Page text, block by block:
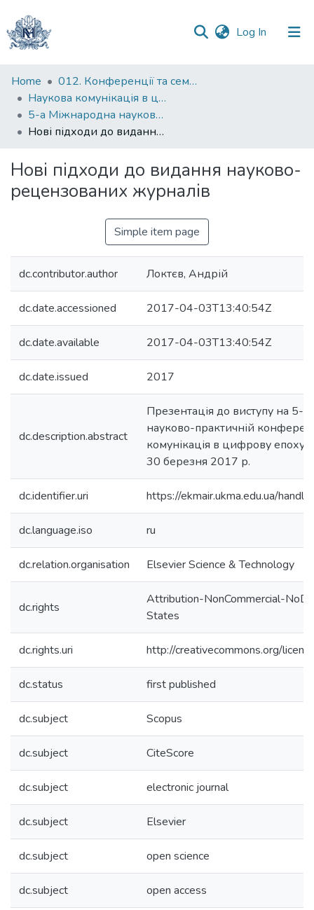
Log In (current)
Communities
&
Collections
All of DSpace
Statistics
Home
012. Конференції та семінари НаУКМА
Наукова комунікація в цифрову епоху
5-а Міжнародна науково-практична конференція “Наукова комунікація в цифрову епоху”
Нові підходи до видання науково-рецензованих журналів
Нові підходи до видання науково-
рецензованих журналів
Simple item page
dc.contributor.author Локтєв, Андрій
dc.date.accessioned 2017-04-03T13:40:54Z
dc.date.available 2017-04-03T13:40:54Z
dc.date.issued 2017
dc.description.abstract
Презентація до виступу на 5-
науково-практичній
комунікація в цифрову
30 березня 2017 р.
dc.identifier.uri https://ekmair.ukma.edu.ua/
dc.language.iso ru
dc.relation.organisation Elsevier Science & Technology
dc.rights
Attribution-NonCommercial-
States
dc.rights.uri http://creativecommons.org/
dc.status first published
dc.subject Scopus
dc.subject CiteScore
dc.subject electronic journal
dc.subject Elsevier
dc.subject open science
dc.subject open access